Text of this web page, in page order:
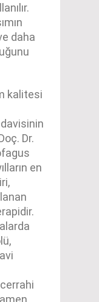
daha
kalitesi
Dr.
en